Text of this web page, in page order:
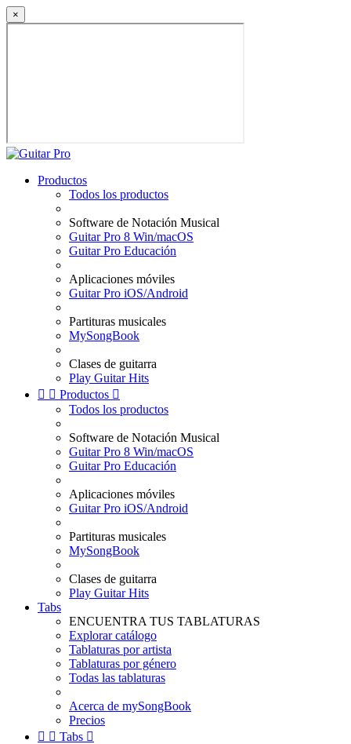
×
Productos
Todos los productos
Software de Notación Musical
Guitar Pro 8 Win/macOS
Guitar Pro Educación
Aplicaciones móviles
Guitar Pro iOS/Android
Partituras musicales
MySongBook
Clases de guitarra
Play Guitar Hits
  Productos 
Todos los productos
Software de Notación Musical
Guitar Pro 8 Win/macOS
Guitar Pro Educación
Aplicaciones móviles
Guitar Pro iOS/Android
Partituras musicales
MySongBook
Clases de guitarra
Play Guitar Hits
Tabs
ENCUENTRA TUS TABLATURAS
Explorar catálogo
Tablaturas por artista
Tablaturas por género
Todas las tablaturas
Acerca de mySongBook
Precios
  Tabs 